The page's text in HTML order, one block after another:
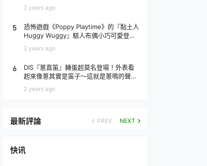
2 years ago
5
恐怖遊戲《Poppy Playtime》的『黏土人
Huggy Wuggy』駭人布偶小巧可愛登
2 years ago
6
DIS『蔥直笛』轉蛋超莫名登場！外表看
起來像蔥其實是笛子～這就是蔥鳴的聲音
2 years ago
最新評論 PREV NEXT
快讯